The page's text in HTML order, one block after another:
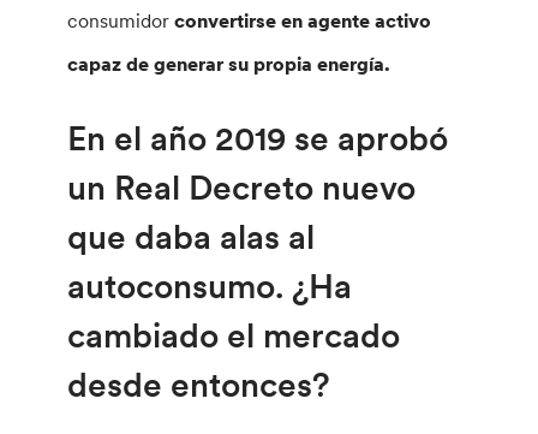
consumidorconvertirse en agente activo
capaz de generar su propia energía.
En el año 2019 se aprobó
un Real Decreto nuevo
que daba alas al
autoconsumo. ¿Ha
cambiado el mercado
desde entonces?